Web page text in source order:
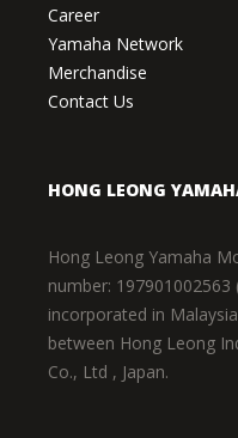
Career
Yamaha Network
Merchandise
Contact Us
HONG LEONG
Hong Leong Yamaha
number:
incorporated in
between Hong Leong
Co., Ltd , Japan.